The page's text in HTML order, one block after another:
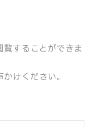
覧することができま
けください。